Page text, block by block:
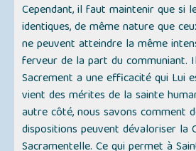
Cependant, il faut maintenir que si
identiques, de même nature que
ne peuvent atteindre la même
ferveur de la part du communiant.
Sacrement a une efficacité qui Lui
vient des mérites de la sainte
autre côté, nous savons comment
dispositions peuvent dévaloriser la